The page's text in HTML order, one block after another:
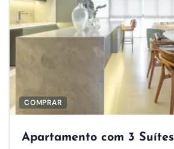
COMPRAR
Apartamento com 3 Suítes